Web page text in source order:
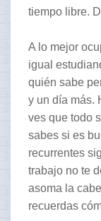
tiempo libre.
A lo mejor
igual
quién sabe
y un día más.
ves que todo
sabes si es
recurrentes
trabajo no te
asoma la
recuerdas